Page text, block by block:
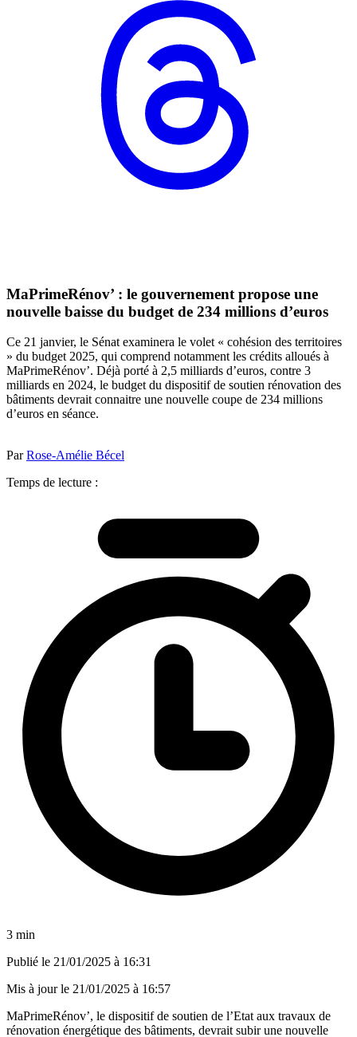
MaPrimeRénov’ : le gouvernement propose une
nouvelle baisse du budget de 234 millions d’euros
Ce 21 janvier, le Sénat examinera le volet « cohésion des territoires
» du budget 2025, qui comprend notamment les crédits alloués à
MaPrimeRénov’. Déjà porté à 2,5 milliards d’euros, contre 3
milliards en 2024, le budget du dispositif de soutien rénovation des
bâtiments devrait connaitre une nouvelle coupe de 234 millions
d’euros en séance.
ParRose-Amélie Bécel
Temps de lecture :
3 min
Publié le 21/01/2025 à 16:31
Mis à jour le 21/01/2025 à 16:57
MaPrimeRénov’, le dispositif de soutien de l’Etat aux travaux de
rénovation énergétique des bâtiments, devrait subir une nouvelle